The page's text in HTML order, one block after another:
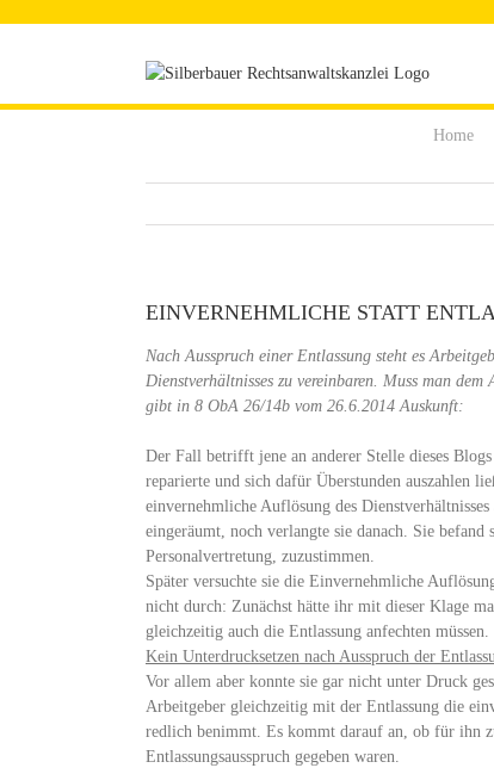
Home
EINVERNEHMLICHE STATT
Nach Ausspruch einer Entlassung steht es
Dienstverhältnisses zu vereinbaren. Muss man
gibt in 8 ObA 26/14b vom 26.6.2014 Auskunft:
Der Fall betrifft jene an anderer Stelle dieses
reparierte und sich dafür Überstunden auszahlen
einvernehmliche Auflösung des
eingeräumt, noch verlangte sie danach. Sie
Personalvertretung, zuzustimmen.
Später versuchte sie die Einvernehmliche
nicht durch: Zunächst hätte ihr mit dieser Klage
gleichzeitig auch die Entlassung anfechten müssen.
Kein Unterdrucksetzen nach Ausspruch der
Vor allem aber konnte sie gar nicht unter Druck
Arbeitgeber gleichzeitig mit der Entlassung die
redlich benimmt. Es kommt darauf an, ob für ihn
Entlassungsausspruch gegeben waren.